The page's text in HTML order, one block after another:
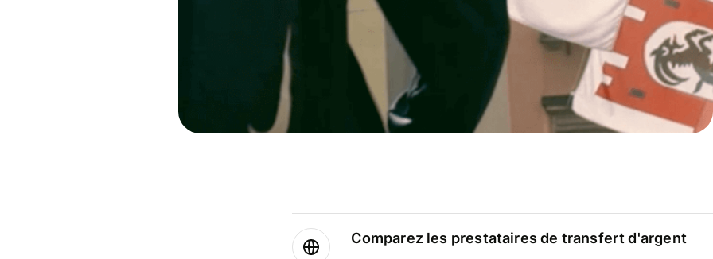
Comparez les prestataires de transfert d'argent